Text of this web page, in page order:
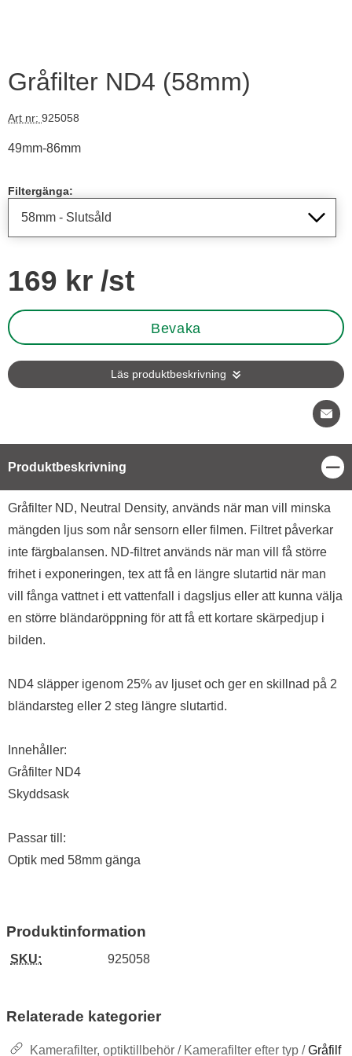
Gråfilter ND4 (58mm)
Art nr: 925058
49mm-86mm
Filtergänga:
pris
169 kr /st
Bevaka
Läs produktbeskrivning
Produktbeskrivning
Produktbeskrivning
Gråfilter ND, Neutral Density, används när man vill minska
mängden ljus som når sensorn eller filmen. Filtret påverkar
inte färgbalansen. ND-filtret används när man vill få större
frihet i exponeringen, tex att få en längre slutartid när man
vill fånga vattnet i ett vattenfall i dagsljus eller att kunna välja
en större bländaröppning för att få ett kortare skärpedjup i
bilden.
ND4 släpper igenom 25% av ljuset och ger en skillnad på 2
bländarsteg eller 2 steg längre slutartid.
Innehåller:
Gråfilter ND4
Skyddsask
Passar till:
Optik med 58mm gänga
Produktinformation
SKU: 925058
Relaterade kategorier
Kamerafilter, optiktillbehör / Kamerafilter efter typ /Gråfilf